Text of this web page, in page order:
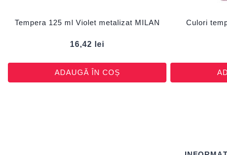
Tempera 125 ml Violet metalizat MILAN
16,42 lei
ADAUGĂ ÎN COȘ
Culori